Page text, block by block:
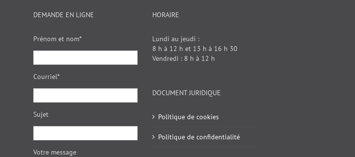
DEMANDE EN LIGNE
Prénom et nom*
Courriel*
Sujet
Votre message
HORAIRE
Lundi au jeudi :
8 h à 12 h et 13 h à 16 h 30
Vendredi : 8 h à 12 h
DOCUMENT JURIDIQUE
Politique de cookies
Politique de confidentialité